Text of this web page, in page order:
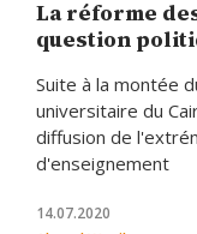
La réforme
question
Suite à la montée
universitaire du
diffusion de
d'enseignement
14.07.2020